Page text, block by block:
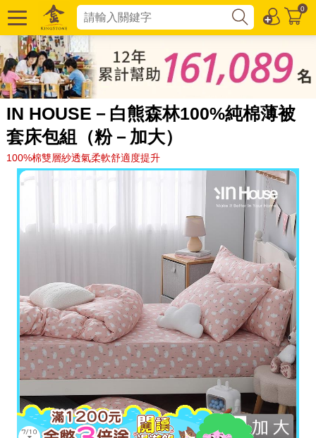
0
IN HOUSE－白熊森林100%純棉薄被
套床包組（粉－加大）
100%棉雙層紗透氣柔軟舒適度提升